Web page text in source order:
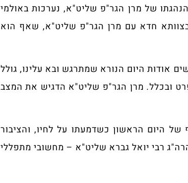
של מרן הגר"פ שליט"א, נערכות באולמי
חדא עם מרן הגר"פ שליט"א, שאף הוא
אודות היום הנורא שמתרגש ובא עלינו, גולל
ובכלל. מרן הגר"פ שליט"א הדגיש את המצב
היום הראשון כשדמעתו על לחיו, והציבור
רבי יואל גברא שליט"א – מחשובי מתפללי